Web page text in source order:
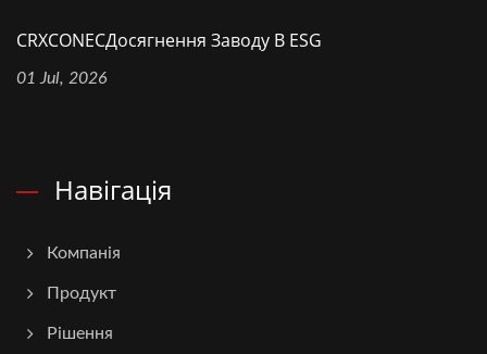
CRXCONECДосягнення Заводу В ESG
01 Jul, 2026
Навігація
Компанія
Продукт
Рішення